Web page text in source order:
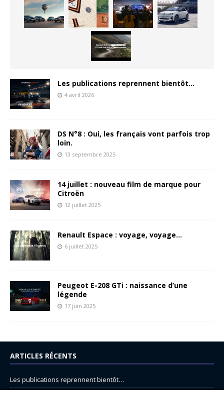
Les publications reprennent bientôt…
4 avril 2026
DS N°8 : Oui, les français vont parfois trop
loin.
13 septembre 2025
14 juillet : nouveau film de marque pour
Citroën
12 juillet 2025
Renault Espace : voyage, voyage…
6 juillet 2025
Peugeot E-208 GTi : naissance d’une
légende
17 juin 2025
ARTICLES RÉCENTS
Les publications reprennent bientôt…